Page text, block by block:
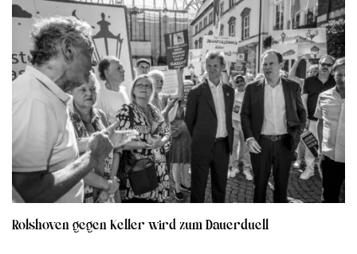
Rolshoven gegen Keller wird zum Dauerduell